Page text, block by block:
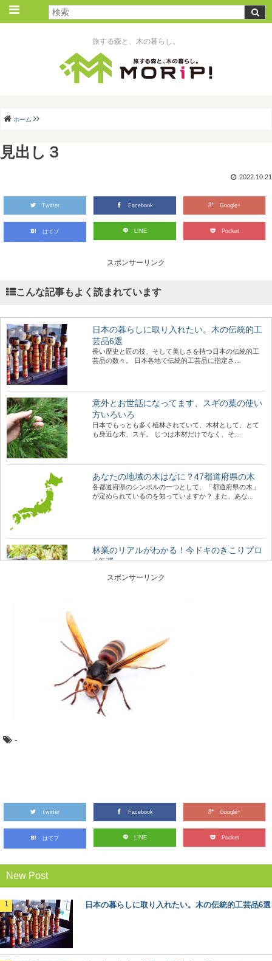
旅する森と、木の暮らし。
ホーム
見出し３
2022.10.21
Twitter Facebook Google+
はてブ LINE Pocket
スポンサーリンク
こんな記事もよく読まれています
日本の暮らしに取り入れたい。木の伝統的工
芸品6選
長い歴史と匠の技、そして美しさを持つ日本の伝統的工
芸品の数々。 日本各地で伝統的工芸品に指定さ...
意外とお世話になってます、スギの葉の使い
方いろいろ
日本でもっとも多く植林されていて、木材として、とて
も身近な木、スギ。 じつは木材だけでなく、そ...
あなたの地域の木はなに？47都道府県の木
各都道府県のシンボルの一つとして、「都道府県の木」
が定められているのを知っていますか？ また、あな...
林業のリアルがわかる！今ドキのきこりブロ
グ5選
の？ ふだんは見えない林業の世界に、未だ...
木目の種類、「柾目」「板目」「木口」って聞いたこと
がありますか？ 丸太をどのように製材したらど...
最近話題の「森林認証」って何？その種類や
目的とは
東京オリンピックやエシカル消費のシーンで話題になっ
私たちが毎日生活する床の上。日本の場合は、家の中で
スポンサーリンク
-
Twitter Facebook Google+
はてブ LINE Pocket
New Post
日本の暮らしに取り入れたい。木の伝統的工芸品6選